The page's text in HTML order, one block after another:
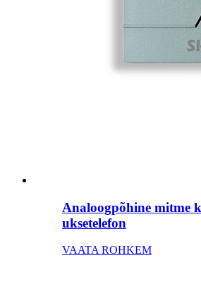
Analoogpõhine mitme
uksetelefon
VAATA ROHKEM